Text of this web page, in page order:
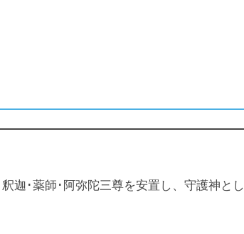
迦･薬師･阿弥陀三尊を安置し、守護神とし